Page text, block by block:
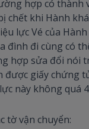
hợp có thành
chết khi Hành
lực Vé của Hành
đình đi cùng có
hợp sửa đổi nói
được giấy chứng
này không quá
tờ vận chuyển: